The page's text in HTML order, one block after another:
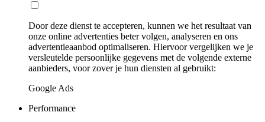
Door deze dienst te accepteren, kunnen we het resultaat van
onze online advertenties beter volgen, analyseren en ons
advertentieaanbod optimaliseren. Hiervoor vergelijken we je
versleutelde persoonlijke gegevens met de volgende externe
aanbieders, voor zover je hun diensten al gebruikt:
Google Ads
Performance